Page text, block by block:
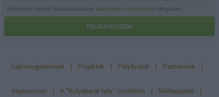
A hírlevélre történő feliratkozással azadatvédelmi nyilatkozatot elfogadom.
FELIRATKOZOM
Sajtómegjelenések Projektek Pályázatok Partnereink
Impresszum A "Kutyabarát hely" minősítés Médiaajánlat